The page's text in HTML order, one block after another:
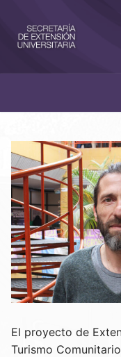
El proyecto de
Turismo